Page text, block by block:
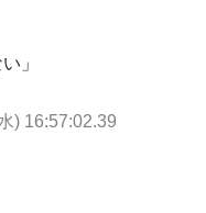
」
) 16:57:02.39